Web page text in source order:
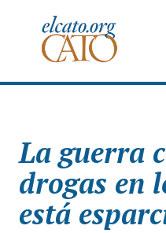
La guerra
drogas en
está